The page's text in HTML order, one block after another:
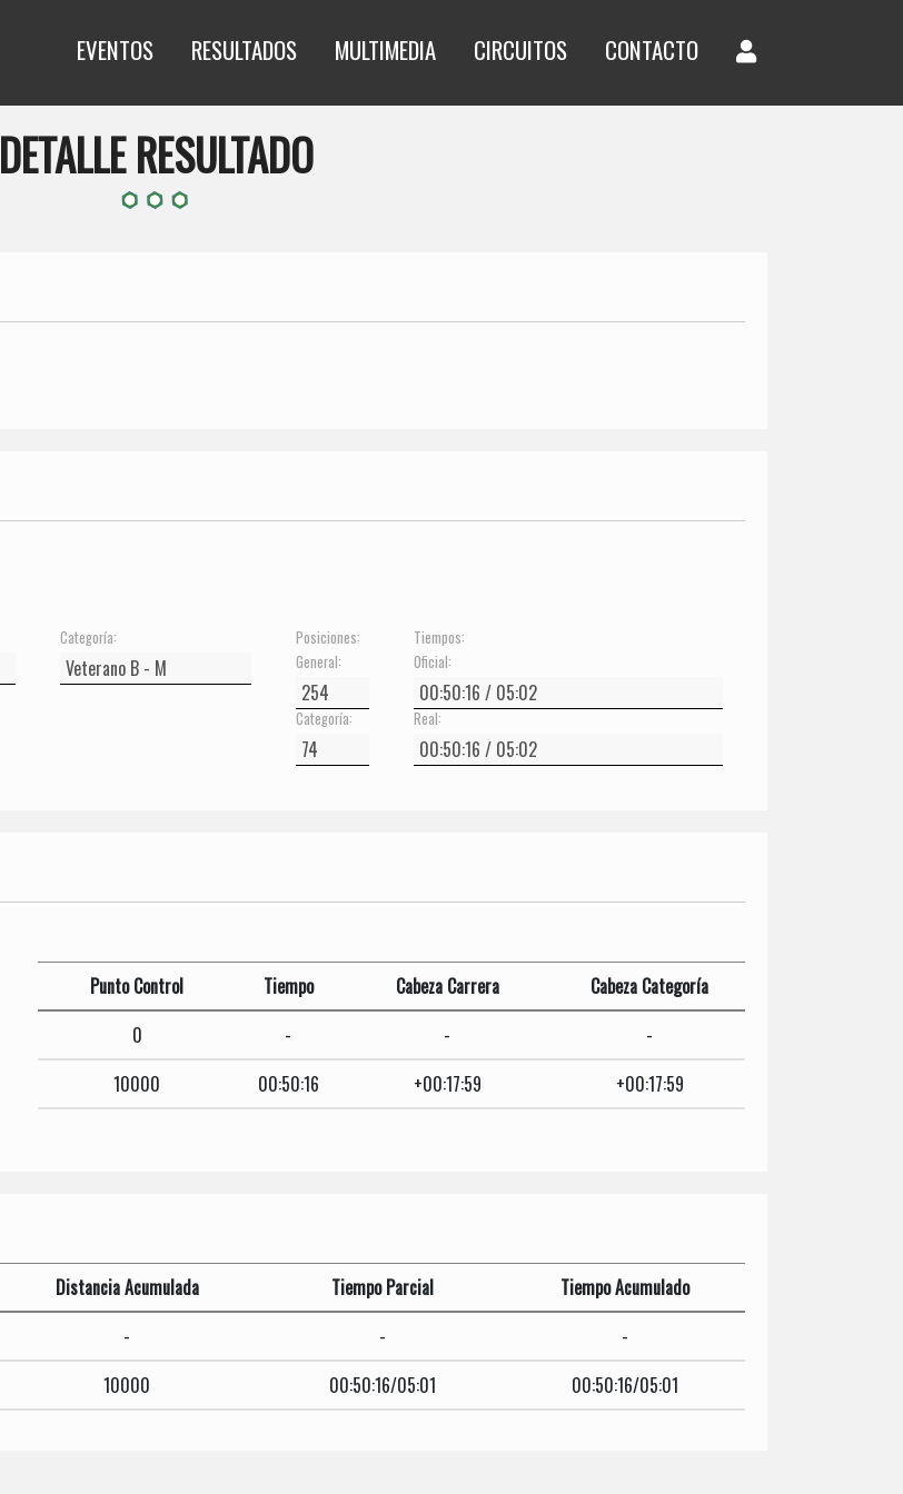
EVENTOS RESULTADOS MULTIMEDIA CIRCUITOS CONTACTO
DETALLE RESULTADO
Categoría:
Posiciones:
General:
Categoría:
Tiempos:
Oficial:
Real:
Punto Control Tiempo Cabeza Carrera
Cabeza Categoría
0
- -
-
10000
00:50:16 +00:17:59 +00:17:59
Distancia Acumulada Tiempo Parcial
Tiempo Acumulado
- -
-
10000 00:50:16/05:01 00:50:16/05:01